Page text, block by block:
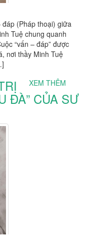
(Pháp thoại) giữa
Tuệ chung quanh
“vấn – đáp” được
nơi thầy Minh Tuệ
XEM THÊM
ĐÀ” CỦA SƯ